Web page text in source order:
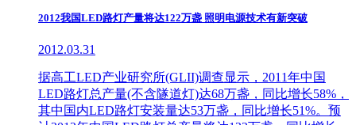
2012我国LED路灯产量将达122万盏 照明电源技术有新突破
2012.03.31
据高工LED产业研究所(GLII)调查显示，2011年中国
LED路灯总产量(不含隧道灯)达68万盏，同比增长58%，
其中国内LED路灯安装量达53万盏，同比增长51%。预